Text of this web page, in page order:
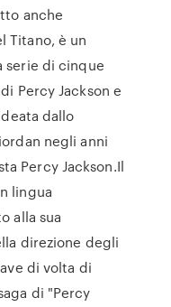
anche
Titano, è un
serie di cinque
Percy Jackson e
dallo
negli anni
Percy Jackson.Il
lingua
alla sua
direzione degli
di volta di
di "Percy